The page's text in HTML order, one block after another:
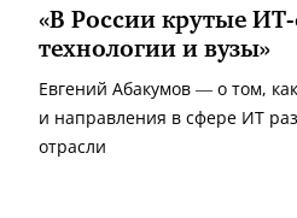
«В России крутые
технологии и вузы»
Евгений Абакумов — о том,
и направления в сфере ИТ
отрасли